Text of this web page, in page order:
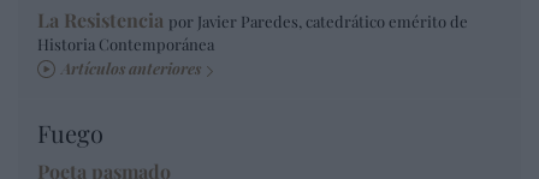
La Resistencia por Javier Paredes, catedrático emérito de
Historia Contemporánea
Artículos anteriores
Fuego
Poeta pasmado